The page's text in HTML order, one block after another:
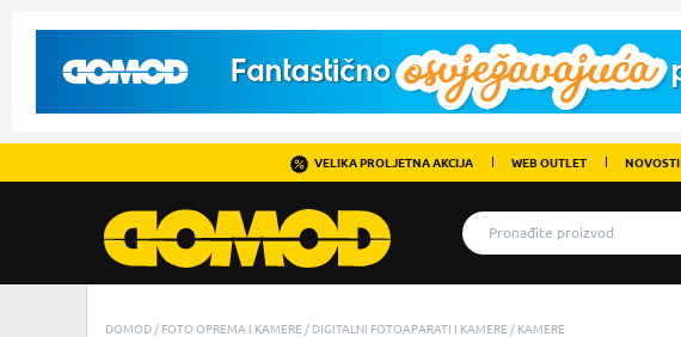
VELIKA PROLJETNA AKCIJA WEB OUTLET NOVOSTI
DOMOD FOTO OPREMA I KAMERE DIGITALNI FOTOAPARATI I KAMERE KAMERE